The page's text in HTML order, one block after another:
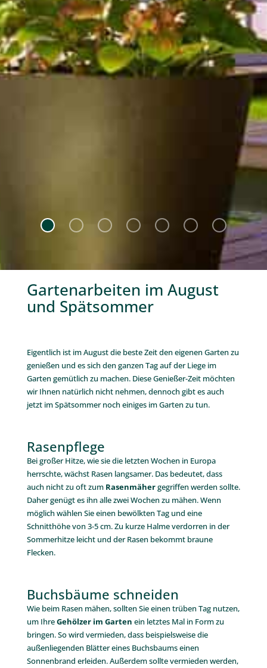
Gartenarbeiten im August
und Spätsommer.
Eigentlich ist im August die beste Zeit den eigenen Garten zu
genießen und es sich den ganzen Tag auf der Liege im
Garten gemütlich zu machen. Diese Genießer-Zeit möchten
wir Ihnen natürlich nicht nehmen, dennoch gibt es auch
jetzt im Spätsommer noch einiges im Garten zu tun.
Rasenpflege
Bei großer Hitze, wie sie die letzten Wochen in Europa
herrschte, wächst Rasen langsamer. Das bedeutet, dass
auch nicht zu oft zum Rasenmähergegriffen werden sollte.
Daher genügt es ihn alle zwei Wochen zu mähen. Wenn
möglich wählen Sie einen bewölkten Tag und eine
Schnitthöhe von 3-5 cm. Zu kurze Halme verdorren in der
Sommerhitze leicht und der Rasen bekommt braune
Flecken.
Buchsbäume schneiden
Wie beim Rasen mähen, sollten Sie einen trüben Tag nutzen,
um IhreGehölzer im Garten ein letztes Mal in Form zu
bringen. So wird vermieden, dass beispielsweise die
außenliegenden Blätter eines Buchsbaums einen
Sonnenbrand erleiden. Außerdem sollte vermieden werden,